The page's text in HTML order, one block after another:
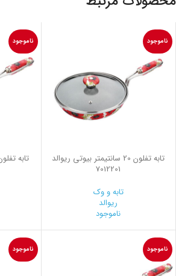
ناموجود
تابه تفلون 20 سانتیمتر بیوتی ریوالد
7012201
تابه و وک
ریوالد
ناموجود
ناموجود
ناموجود ناموجود